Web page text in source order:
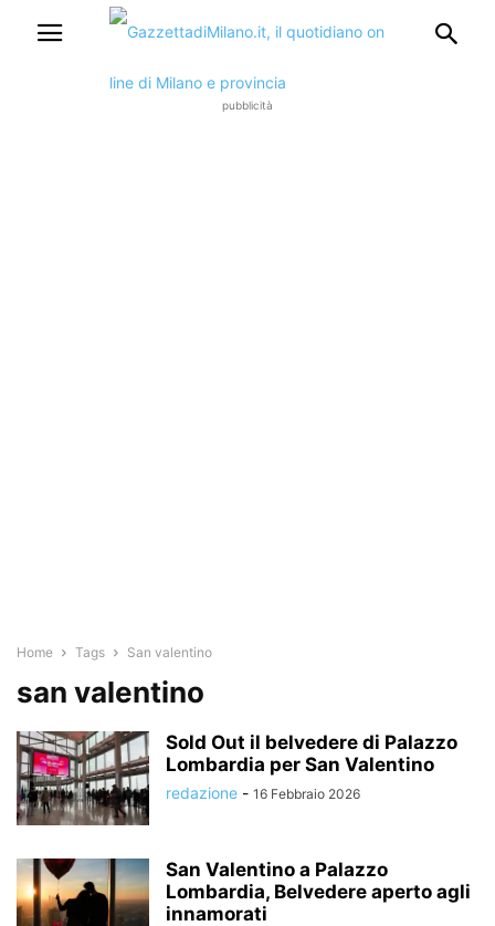
pubblicità
Home Tags San valentino
san valentino
Sold Out il belvedere di Palazzo
Lombardia per San Valentino
redazione - 16 Febbraio 2026
San Valentino a Palazzo
Lombardia, Belvedere aperto agli
innamorati